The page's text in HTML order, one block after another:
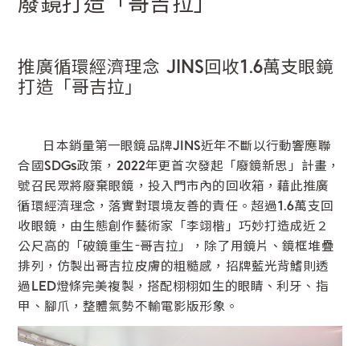
常見問題
FAQ
廢鏡打造「哥吉拉」
推廣循環經濟理念 JINS回收1.6萬支眼鏡
打造「哥吉拉」
日本銷量第一眼鏡品牌JINS近年不斷以行動響應聯
合國SDGs政策，2022年更首次發起「廢鏡新思」計畫，
號召民眾將廢棄眼鏡，投入門市內的回收箱，藉此推廣
循環經濟理念，落實對環境友善的責任。超過1.6萬支回
收眼鏡，由生態創作藝術家「李翊楷」巧妙打造成近２
公尺高的「破鏡重生-哥吉拉」，除了用鏡片、鏡框堆疊
排列，仿製出哥吉拉皮膚的粗糙感，招牌藍光背鰭則透
過LED燈條完美複製，搭配栩栩如生的眼睛、利牙、指
甲、腳爪，整體氣勢不輸電影版形象。